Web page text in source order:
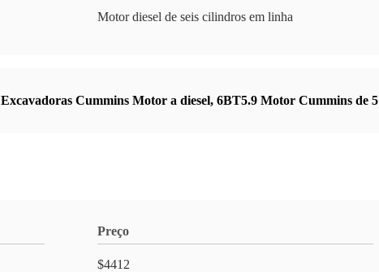
Motor diesel de seis cilindros em linha
Excavadoras Cummins Motor a diesel, 6BT5.9 Motor Cummins de 5
Preço
$4412